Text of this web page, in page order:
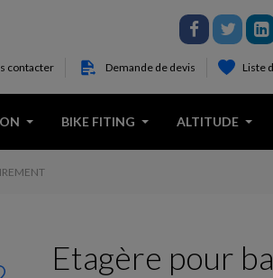
contacter Demande de devis Liste
BIKE FITING ALTITUDE
Etagère pour